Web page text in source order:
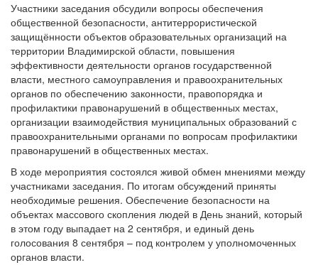
Участники заседания обсудили вопросы обеспечения
общественной безопасности, антитеррористической
защищённости объектов образовательных организаций на
территории Владимирской области, повышения
эффективности деятельности органов государственной
власти, местного самоуправления и правоохранительных
органов по обеспечению законности, правопорядка и
профилактики правонарушений в общественных местах,
организации взаимодействия муниципальных образований с
правоохранительными органами по вопросам профилактики
правонарушений в общественных местах.
В ходе мероприятия состоялся живой обмен мнениями между
участниками заседания. По итогам обсуждений приняты
необходимые решения. Обеспечение безопасности на
объектах массового скопления людей в День знаний, который
в этом году выпадает на 2 сентября, и единый день
голосования 8 сентября – под контролем у уполномоченных
органов власти.